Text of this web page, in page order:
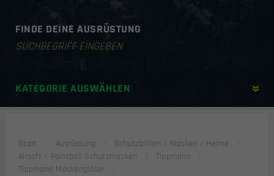
FINDE DEINE AUSRÜSTUNG
Products
KATEGORIE AUSWÄHLEN
Start Ausrüstung
Schutzbrillen / Masken / Helme
Airsoft / Paintball Schutzmasken
Tippmann
Tippmann Maskengläser